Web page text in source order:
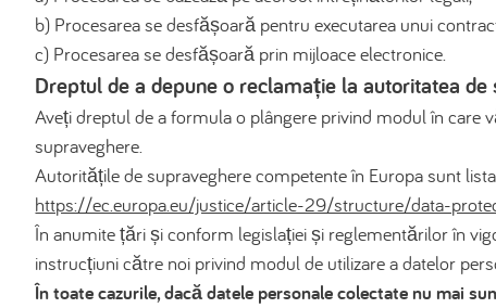
b) Procesarea se desfășoară pentru executarea unui
c) Procesarea se desfășoară prin mijloace electronice.
Dreptul de a depune o reclamație la autoritatea de
Aveți dreptul de a formula o plângere privind modul în care
supraveghere.
Autoritățile de supraveghere competente în Europa sunt
https://ec.europa.eu/justice/article-29/structure/data-
În anumite țări și conform legislației și reglementărilor în
instrucțiuni către noi privind modul de utilizare a datelor
În toate cazurile, dacă datele personale colectate nu mai